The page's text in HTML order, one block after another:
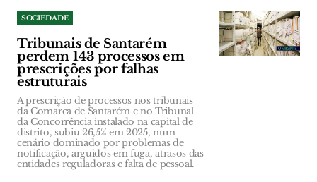
SOCIEDADE
Tribunais de Santarém
perdem 143 processos em
prescrições por falhas
estruturais
A prescrição de processos nos tribunais
da Comarca de Santarém e no Tribunal
da Concorrência instalado na capital de
distrito, subiu 26,5% em 2025, num
cenário dominado por problemas de
notificação, arguidos em fuga, atrasos das
entidades reguladoras e falta de pessoal.